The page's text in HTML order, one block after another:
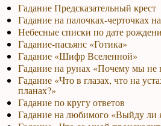
Гадание Предсказательный крест
Гадание на палочках-черточках
Небесные списки по дате
Гадание-пасьянс «Готика»
Гадание «Шифр Вселенной»
Гадание на рунах «Почему мы не
Гадание «Что в глазах, что на
планах?»
Гадание по кругу ответов
Гадание на любимого «Выйду ли